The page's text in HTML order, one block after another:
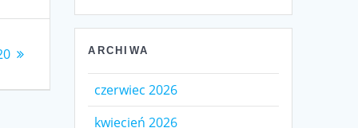
ARCHIWA
czerwiec 2026
kwiecień 2026